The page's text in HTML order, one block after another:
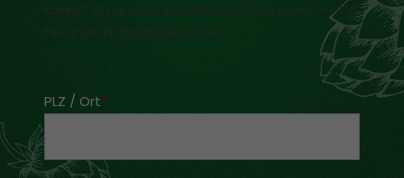
kannst du unsere Auswahl auch bequem vor Ort
bei unseren Partnern kaufen.
PLZ / Ort*